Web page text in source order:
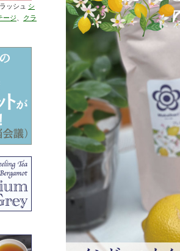
ッシュ シ
ージ
クラ